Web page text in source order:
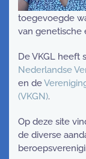
toegevoegde
van
De VKGL heeft
Nederlandse
en de
(VKGN).
Op deze site
de diverse